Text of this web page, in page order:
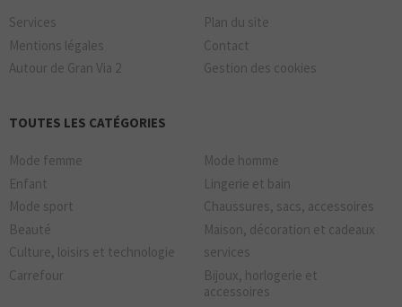
Services
Plan du site
Mentions légales
Contact
Autour de Gran Via 2
Gestion des cookies
TOUTES LES CATÉGORIES
Mode femme
Mode homme
Enfant
Lingerie et bain
Mode sport
Chaussures, sacs, accessoires
Beauté
Maison, décoration et cadeaux
Culture, loisirs et technologie
services
Carrefour
Bijoux, horlogerie et
accessoires